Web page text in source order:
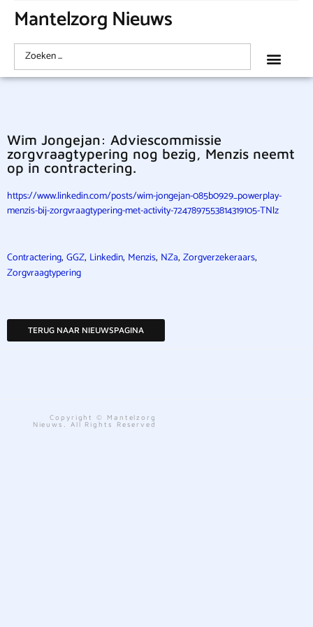
Mantelzorg Nieuws
Wim Jongejan: Adviescommissie
zorgvraagtypering nog bezig, Menzis neemt
op in contractering.
https://www.linkedin.com/posts/wim-jongejan-085b0929_powerplay-
menzis-bij-zorgvraagtypering-met-activity-7247897553814319105-TNlz
Contractering, GGZ, Linkedin, Menzis, NZa, Zorgverzekeraars,
Zorgvraagtypering
TERUG NAAR NIEUWSPAGINA
Copyright © Mantelzorg
Nieuws. All Rights Reserved